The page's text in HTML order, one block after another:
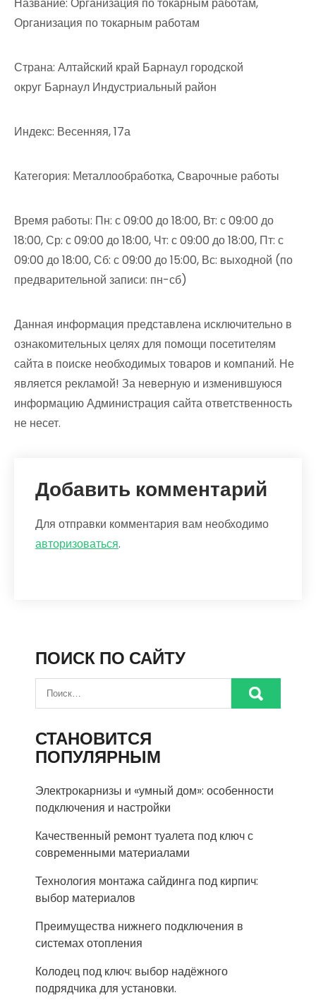
Организация по токарным работам
Страна: Алтайский край Барнаул городской
округ Барнаул Индустриальный район
Индекс: Весенняя, 17а
Категория: Металлообработка, Сварочные работы
Время работы: Пн: с 09:00 до 18:00, Вт: с 09:00 до
18:00, Ср: с 09:00 до 18:00, Чт: с 09:00 до 18:00, Пт: с
09:00 до 18:00, Сб: с 09:00 до 15:00, Вс: выходной (по
предварительной записи: пн-сб)
Данная информация представлена исключительно в
ознакомительных целях для помощи посетителям
сайта в поиске необходимых товаров и компаний. Не
является рекламой! За неверную и изменившуюся
информацию Администрация сайта ответственность
не несет.
Добавить комментарий
Для отправки комментария вам необходимо
авторизоваться.
ПОИСК ПО САЙТУ
СТАНОВИТСЯ
ПОПУЛЯРНЫМ
Электрокарнизы и «умный дом»: особенности
подключения и настройки
Качественный ремонт туалета под ключ с
современными материалами
Технология монтажа сайдинга под кирпич:
выбор материалов
Преимущества нижнего подключения в
системах отопления
Колодец под ключ: выбор надёжного
подрядчика для установки.